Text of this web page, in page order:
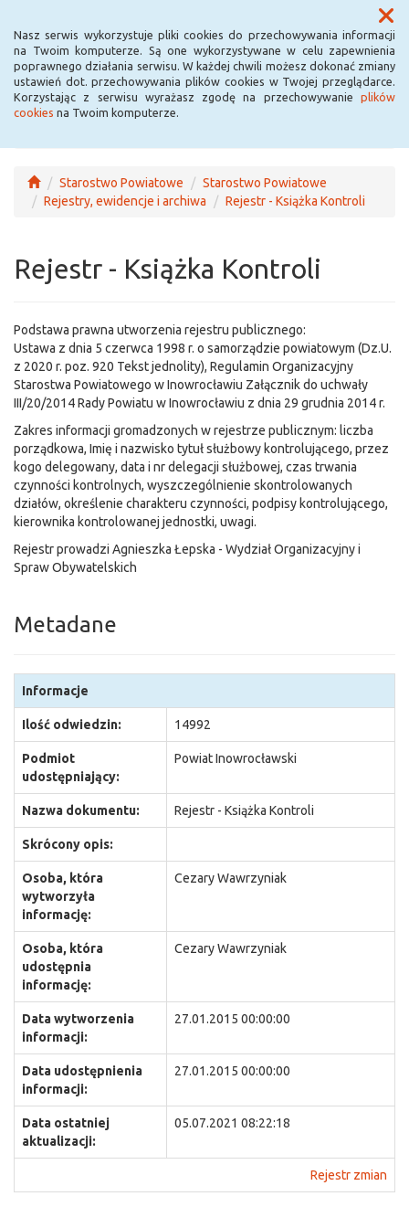
Nasz serwis wykorzystuje pliki cookies do przechowywania informacji
na Twoim komputerze. Są one wykorzystywane w celu zapewnienia
poprawnego działania serwisu. W każdej chwili możesz dokonać zmiany
ustawień dot. przechowywania plików cookies w Twojej przeglądarce.
Korzystając z serwisu wyrażasz zgodę na przechowywanie plików
cookies na Twoim komputerze.
Menu
Starostwo Powiatowe
Starostwo Powiatowe
Rejestry, ewidencje i archiwa
Rejestr - Książka Kontroli
Rejestr - Książka Kontroli
Podstawa prawna utworzenia rejestru publicznego:
Ustawa z dnia 5 czerwca 1998 r. o samorządzie powiatowym (Dz.U.
z 2020 r. poz. 920 Tekst jednolity), Regulamin Organizacyjny
Starostwa Powiatowego w Inowrocławiu Załącznik do uchwały
III/20/2014 Rady Powiatu w Inowrocławiu z dnia 29 grudnia 2014 r.
Zakres informacji gromadzonych w rejestrze publicznym: liczba
porządkowa, Imię i nazwisko tytuł służbowy kontrolującego, przez
kogo delegowany, data i nr delegacji służbowej, czas trwania
czynności kontrolnych, wyszczególnienie skontrolowanych
działów, określenie charakteru czynności, podpisy kontrolującego,
kierownika kontrolowanej jednostki, uwagi.
Rejestr prowadzi Agnieszka Łepska - Wydział Organizacyjny i
Spraw Obywatelskich
Metadane
Informacje
Ilość odwiedzin: 14992
Podmiot
udostępniający:
Powiat Inowrocławski
Nazwa dokumentu: Rejestr - Książka Kontroli
Skrócony opis:
Osoba, która
wytworzyła
informację:
Cezary Wawrzyniak
Osoba, która
udostępnia
informację:
Cezary Wawrzyniak
Data wytworzenia
informacji:
27.01.2015 00:00:00
Data udostępnienia
informacji:
27.01.2015 00:00:00
Data ostatniej
aktualizacji:
05.07.2021 08:22:18
Rejestr zmian